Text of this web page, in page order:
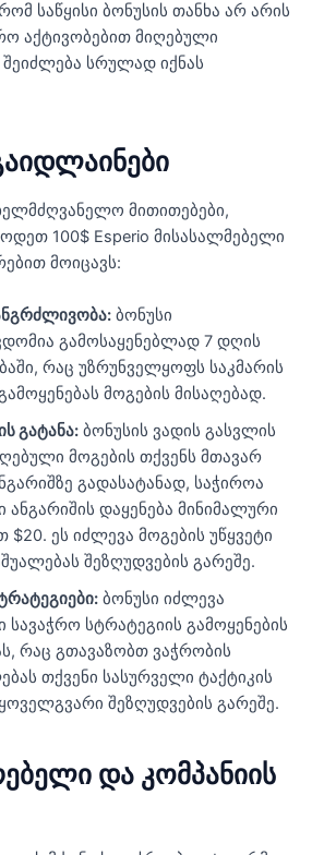
საწყისი ბონუსის თანხა არ არის
აქტივობებით მიღებული
შეიძლება სრულად იქნას
მითითებები,
100$ Esperio მისასალმებელი
მოიცავს:
ბონუსი
გამოსაყენებლად 7 დღის
რაც უზრუნველყოფს საკმარის
მოგების მისაღებად.
გატანა:ბონუსის ვადის გასვლის
მოგების თქვენს მთავარ
გადასატანად, საჭიროა
ანგარიშის დაყენება მინიმალური
$20. ეს იძლევა მოგების უწყვეტი
შეზღუდვების გარეშე.
ბონუსი იძლევა
სავაჭრო სტრატეგიის გამოყენების
რაც გთავაზობთ ვაჭრობის
თქვენი სასურველი ტაქტიკის
შეზღუდვების გარეშე.
და კომპანიის